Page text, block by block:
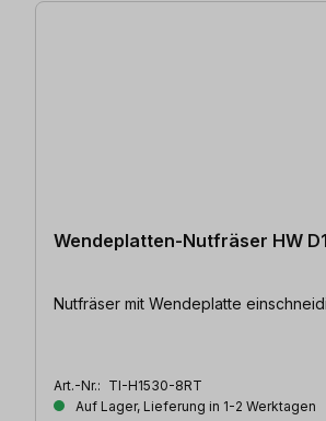
Wendeplatten-Nutfräser HW
Nutfräser mit Wendeplatte
Art.-Nr.: TI-H1530-8RT
Auf Lager, Lieferung in 1-2 Werktagen